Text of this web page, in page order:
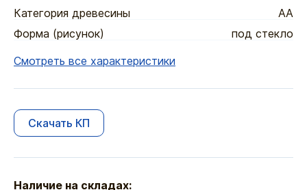
Категория древесины
АА
Форма (рисунок)
под стекло
Смотреть все характеристики
Скачать КП
Наличие на складах: